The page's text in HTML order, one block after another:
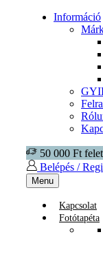
Információ
50 000 Ft
Belépés /
Menu
Kapcsolat
Fotótapéta